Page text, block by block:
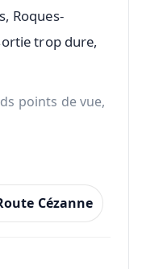
Roques-
trop dure,
points de vue,
Cézanne